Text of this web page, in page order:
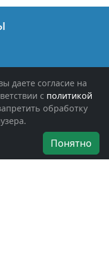
и их семьям
даете согласие на
с политикой
обработку
Понятно